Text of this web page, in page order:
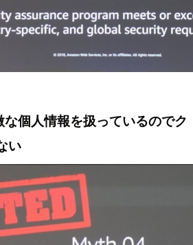
個人情報を扱っているのでク
い